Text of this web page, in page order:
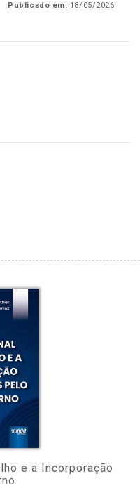
Publicado em: 18/05/2026
e a Incorporação